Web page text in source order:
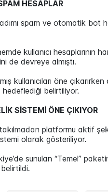
HESAPLAR
spam ve otomatik bot
kullanıcı hesaplarının
de devreye almıştı.
kullanıcıları öne
belirtiliyor.
SİSTEMİ ÖNE ÇIKIYOR
platformu aktif
olarak gösteriliyor.
sunulan “Temel”